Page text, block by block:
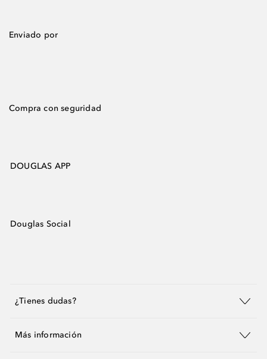
Enviado por
Compra con seguridad
DOUGLAS APP
Douglas Social
¿Tienes dudas?
Más información